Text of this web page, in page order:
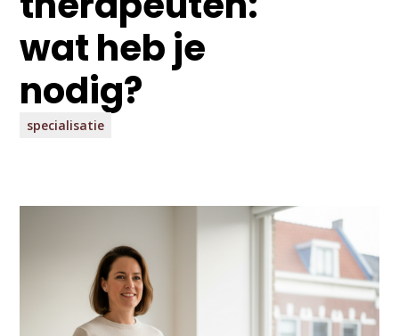
wat heb je
nodig?
specialisatie